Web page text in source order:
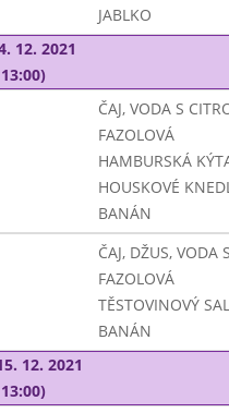
JABLKO
12. 2021
ČAJ, VODA S
FAZOLOVÁ
HAMBURSKÁ
HOUSKOVÉ
BANÁN
ČAJ, DŽUS, VODA
FAZOLOVÁ
TĚSTOVINOVÝ
BANÁN
12. 2021